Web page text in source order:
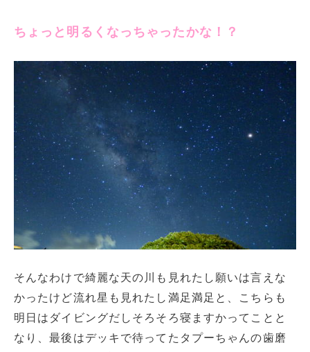
ちょっと明るくなっちゃったかな！？
そんなわけで綺麗な天の川も見れたし願いは言えな
かったけど流れ星も見れたし満足満足と、こちらも
明日はダイビングだしそろそろ寝ますかってことと
なり、最後はデッキで待ってたタプーちゃんの歯磨